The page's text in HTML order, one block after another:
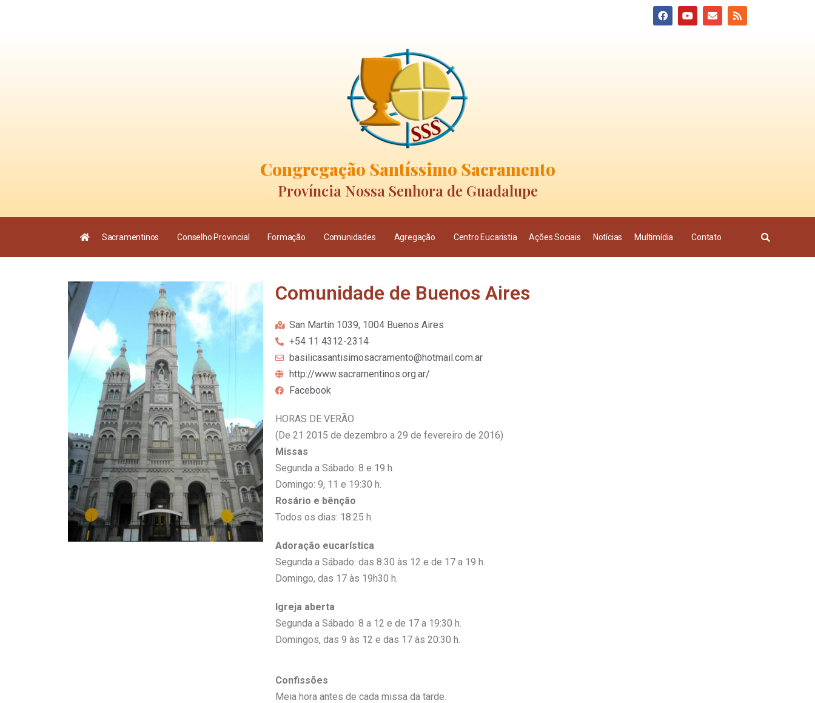
Congregação Santíssimo Sacramento
Província Nossa Senhora de Guadalupe
Sacramentinos Conselho Provincial Formação Comunidades Agregação Centro Eucaristia Ações Sociais Notícias Multimídia Contato
Comunidade de Buenos Aires
San Martín 1039, 1004 Buenos Aires
+54 11 4312-2314
basilicasantisimosacramento@hotmail.com.ar
http://www.sacramentinos.org.ar/
Facebook
HORAS DE VERÃO
(De 21 2015 de dezembro a 29 de fevereiro de 2016)
Missas
Segunda a Sábado: 8 e 19 h.
Domingo: 9, 11 e 19:30 h.
Rosário e bênção
Todos os dias: 18:25 h.
Adoração eucarística
Segunda a Sábado: das 8:30 às 12 e de 17 a 19 h.
Domingo, das 17 às 19h30 h.
Igreja aberta
Segunda a Sábado: 8 a 12 e de 17 a 19:30 h.
Domingos, das 9 às 12 e das 17 às 20:30 h.
Confissões
Meia hora antes de cada missa da tarde.